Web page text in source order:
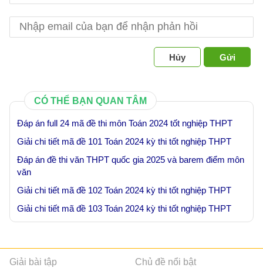
Hủy Gửi
CÓ THỂ BẠN QUAN TÂM
Đáp án full 24 mã đề thi môn Toán 2024 tốt nghiệp THPT
Giải chi tiết mã đề 101 Toán 2024 kỳ thi tốt nghiệp THPT
Đáp án đề thi văn THPT quốc gia 2025 và barem điểm môn
văn
Giải chi tiết mã đề 102 Toán 2024 kỳ thi tốt nghiệp THPT
Giải chi tiết mã đề 103 Toán 2024 kỳ thi tốt nghiệp THPT
Giải bài tập Chủ đề nổi bật